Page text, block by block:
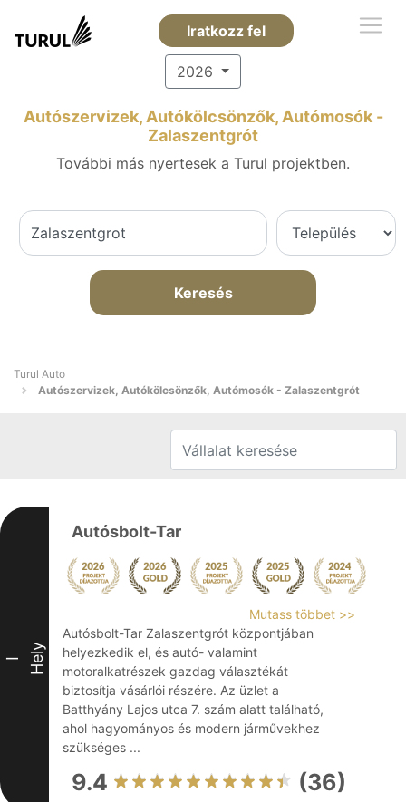
Iratkozz fel
2026
Autószervizek, Autókölcsönzők, Autómosók -
Zalaszentgrót
További más nyertesek a Turul projektben.
Keresés
Turul Auto
Autószervizek, Autókölcsönzők, Autómosók - Zalaszentgrót
I Hely
Autósbolt-Tar
Mutass többet >>
Autósbolt-Tar Zalaszentgrót központjában
helyezkedik el, és autó- valamint
motoralkatrészek gazdag választékát
biztosítja vásárlói részére. Az üzlet a
Batthyány Lajos utca 7. szám alatt található,
ahol hagyományos és modern járművekhez
szükséges ...
9.4 (36)